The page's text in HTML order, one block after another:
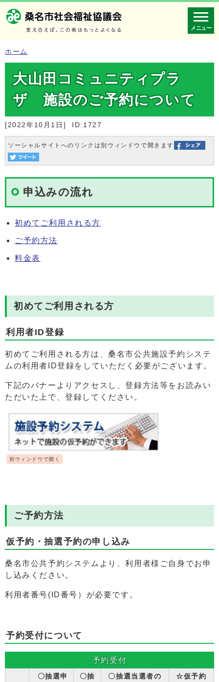
メニュー
ホーム
大山田コミュニティプラ
ザ 施設のご予約について
[2022年10月1日] ID:1727
ソーシャルサイトへのリンクは別ウィンドウで開きます
申込みの流れ
初めてご利用される方
ご予約方法
料金表
初めてご利用される方
利用者ID登録
初めてご利用される方は、桑名市公共施設予約システ
ムの利用者ID登録をしていただく必要がございます。
下記のバナーよりアクセスし、登録方法等をお読みい
ただいた上で、登録してください。
別ウィンドウで開く
ご予約方法
仮予約・抽選予約の申し込み
桑名市公共予約システムより、利用者様ご自身でお申
し込みください。
利用者番号(ID番号）が必要です。
予約受付について
予約受付
〇抽選申
〇抽
〇抽選当選者の
☆仮予約